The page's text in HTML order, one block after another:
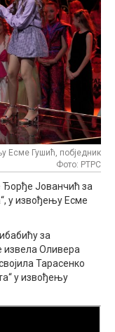
Есме Гушић, побједник
Фото: РТРС
Ђорђе Јованчић за
у извођењу Есме
за
извела Оливера
Тарасенко
у извођењу